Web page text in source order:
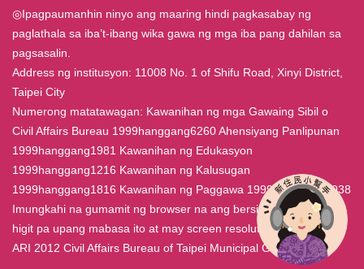
◎Ipagpaumanhin ninyo ang maaring hindi pagkasabay ng
paglathala sa iba’t-ibang wika gawa ng mga iba pang dahilan sa
pagsasalin.
Address ng institusyon: 11008 No. 1 of Shifu Road, Xinyi District,
Taipei City
Numerong matatawagan: Kawanihan ng mga Gawaing Sibil o
Civil Affairs Bureau 1999hanggang6260 Ahensiyang Panlipunan
1999hanggang1981 Kawanihan ng Edukasyon
1999hanggang1216 Kawanihan ng Kalusugan
1999hanggang1816 Kawanihan ng Paggawa 1999hanggang7038
Imungkahi na gumamit ng browser na ang bersiyon ay IE4.0 o
higit pa upang mabasa ito at may screen resolution na 800x600.
ARI 2012 Civil Affairs Bureau of Taipei Municipal Government